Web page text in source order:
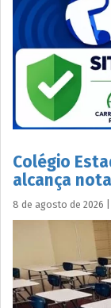
Colégio
alcança
8 de agosto de 2026